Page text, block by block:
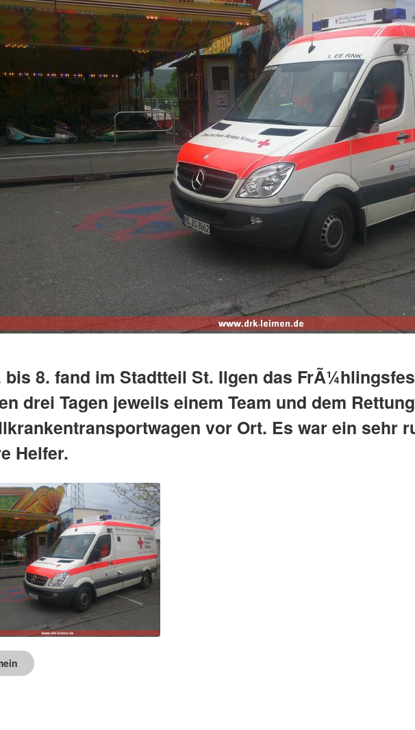
bis 8. fand im Stadtteil St. Ilgen das
drei Tagen jeweils einem Team und dem
vor Ort. Es war ein sehr
Helfer.